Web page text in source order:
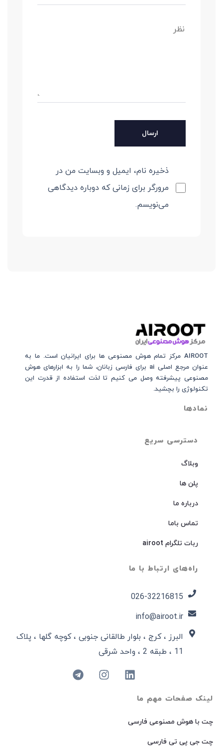
ذخیره نام، ایمیل و وبسایت من در
مرورگر برای زمانی که دوباره دیدگاهی
می‌نویسم.
لینک صفحات مهم ما
چت با هوش مصنوعی فارسی
چت جی پی تی فارسی
دسترسی سریع
وبلاگ
پلن ها
درباره ما
تماس باما
ربات تلگرام airoot
راه‌های ارتباط با ما
026-32216815​
info@airoot.ir
البرز ، کرج ، بلوار طالقانی جنوبی ، کوچه گلها ، پلاک
11 ، طبقه 2 ، واحد شرقی
AIROOT مرکز تمام هوش مصنوعی‌‌‌ ها برای ایرانیان است. ما به
عنوان مرجع اصلی ai برای فارسی زبانان، شما را به ابزارهای هوش
مصنوعی پیشرفته وصل می کنیم تا لذت استفاده از قدرت این
تکنولوژی را بچشید.
نمادها